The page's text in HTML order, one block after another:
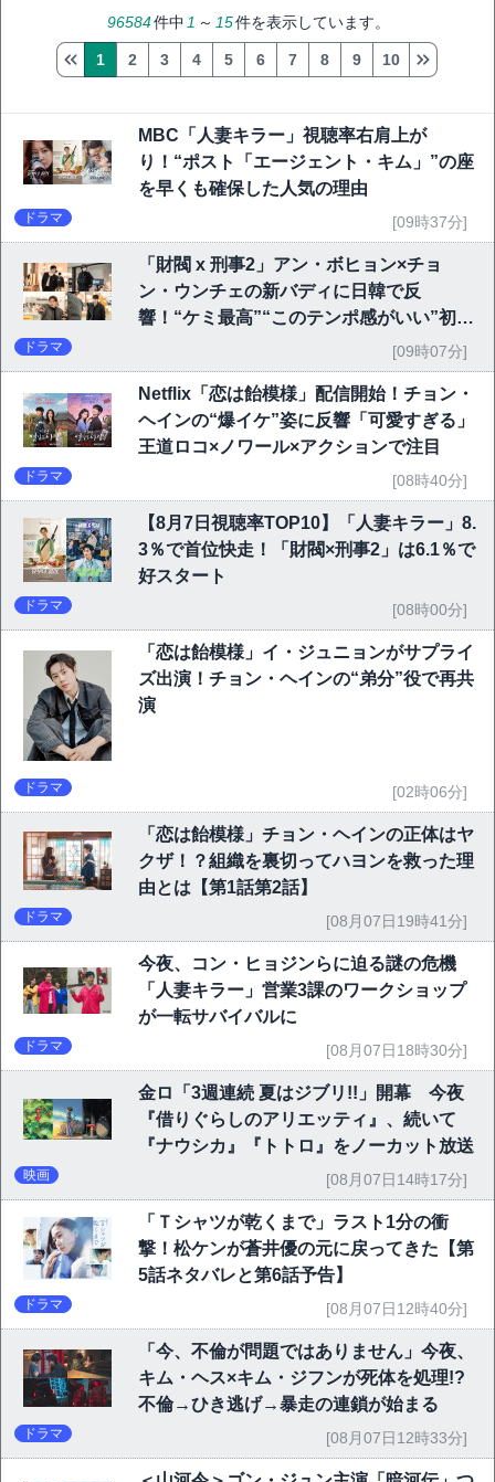
96584件中 1 ～ 15件を表示しています。
1 2 3 4 5 6 7 8 9 10
MBC「人妻キラー」視聴率右肩上が
り！“ポスト「エージェント・キム」”の座
を早くも確保した人気の理由
ドラマ [09時37分]
「財閥 x 刑事2」アン・ボヒョン×チョ
ン・ウンチェの新バディに日韓で反
響！“ケミ最高”“このテンポ感がいい”初回
ドラマ [09時07分]
Netflix「恋は飴模様」配信開始！チョン・
ヘインの“爆イケ”姿に反響「可愛すぎる」
王道ロコ×ノワール×アクションで注目
ドラマ [08時40分]
【8月7日視聴率TOP10】「人妻キラー」8.
3％で首位快走！「財閥×刑事2」は6.1％で
好スタート
ドラマ [08時00分]
「恋は飴模様」イ・ジュニョンがサプライ
ズ出演！チョン・ヘインの“弟分”役で再共
演
ドラマ [02時06分]
「恋は飴模様」チョン・ヘインの正体はヤ
クザ！？組織を裏切ってハヨンを救った理
由とは【第1話第2話】
ドラマ [08月07日19時41分]
今夜、コン・ヒョジンらに迫る謎の危機
「人妻キラー」営業3課のワークショップ
が一転サバイバルに
ドラマ [08月07日18時30分]
金ロ「3週連続 夏はジブリ!!」開幕 今夜
『借りぐらしのアリエッティ』、続いて
『ナウシカ』『トトロ』をノーカット放送
映画 [08月07日14時17分]
「Ｔシャツが乾くまで」ラスト1分の衝
撃！松ケンが蒼井優の元に戻ってきた【第
5話ネタバレと第6話予告】
ドラマ [08月07日12時40分]
「今、不倫が問題ではありません」今夜、
キム・ヘス×キム・ジフンが死体を処理!?
不倫→ひき逃げ→暴走の連鎖が始まる
ドラマ [08月07日12時33分]